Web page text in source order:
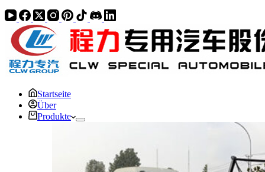
Startseite
Über
Produkte